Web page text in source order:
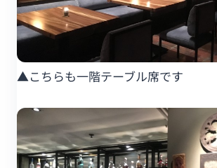
▲こちらも一階テーブル席です